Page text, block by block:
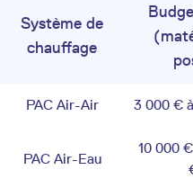
Système de
chauffage
PAC Air-Air 3 000 €
PAC Air-Eau
10 000